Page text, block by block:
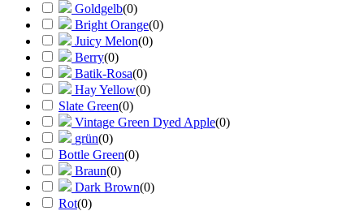
Goldgelb(0)
Bright Orange(0)
Juicy Melon(0)
Berry(0)
Batik-Rosa(0)
Hay Yellow(0)
Slate Green(0)
Vintage Green Dyed Apple(0)
grün(0)
Bottle Green(0)
Braun(0)
Dark Brown(0)
Rot(0)